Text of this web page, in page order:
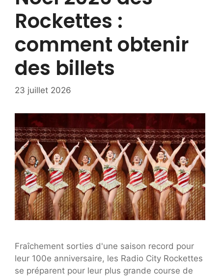
Rockettes :
comment obtenir
des billets
23 juillet 2026
Fraîchement sorties d'une saison record pour
leur 100e anniversaire, les Radio City Rockettes
se préparent pour leur plus grande course de